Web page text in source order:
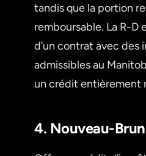
tandis que la portion
remboursable. La R-
d’un contrat avec des
admissibles au
un crédit entièrement
4. Nouveau-